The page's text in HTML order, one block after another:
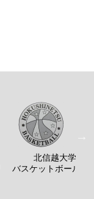
北信越大学
バスケットボール連